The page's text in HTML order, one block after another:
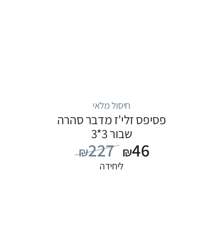
חיסול מלאי
פסיפס זלי’ז מדבר סהרה
שבור 3*3
₪227 ₪46
ליחידה